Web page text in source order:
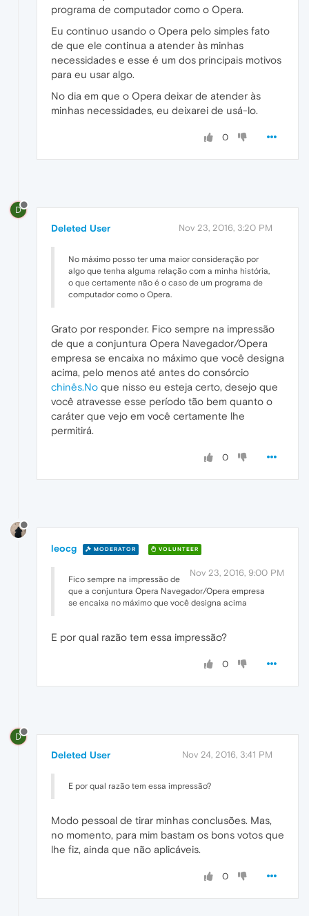
programa de computador como o Opera.
Eu continuo usando o Opera pelo simples fato
de que ele continua a atender às minhas
necessidades e esse é um dos principais motivos
para eu usar algo.
No dia em que o Opera deixar de atender às
minhas necessidades, eu deixarei de usá-lo.
0
D
Deleted User Nov 23, 2016, 3:20 PM
No máximo posso ter uma maior consideração por
algo que tenha alguma relação com a minha história,
o que certamente não é o caso de um programa de
computador como o Opera.
Grato por responder. Fico sempre na impressão
de que a conjuntura Opera Navegador/Opera
empresa se encaixa no máximo que você designa
acima, pelo menos até antes do consórcio
chinês.No que nisso eu esteja certo, desejo que
você atravesse esse período tão bem quanto o
caráter que vejo em você certamente lhe
permitirá.
0
leocg MODERATOR VOLUNTEER
Nov 23, 2016, 9:00 PM
Fico sempre na impressão de
que a conjuntura Opera Navegador/Opera empresa
se encaixa no máximo que você designa acima
E por qual razão tem essa impressão?
0
D
Deleted User Nov 24, 2016, 3:41 PM
E por qual razão tem essa impressão?
Modo pessoal de tirar minhas conclusões. Mas,
no momento, para mim bastam os bons votos que
lhe fiz, ainda que não aplicáveis.
0